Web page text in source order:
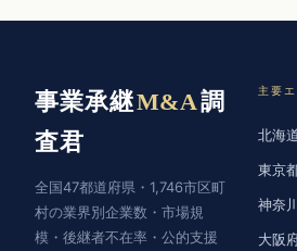
事業承継M&A調
査君
全国47都道府県・1,746市区町
村の業界別企業数・市場規
模・後継者不在率・公的支援
主要
北海
東京
神奈
大阪